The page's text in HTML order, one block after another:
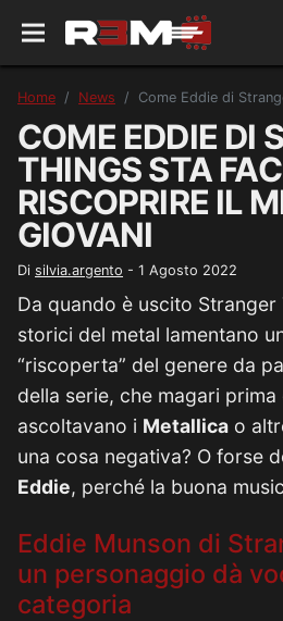
Home News Come Eddie di Stranger
COME EDDIE DI
THINGS STA
RISCOPRIRE IL
GIOVANI
Di silvia.argento - 1 Agosto 2022
Da quando è uscito Stranger
storici del metal lamentano
“riscoperta” del genere da
della serie, che magari
ascoltavano i Metallica o
una cosa negativa? O forse
Eddie, perché la buona
Eddie Munson di
un personaggio dà
categoria